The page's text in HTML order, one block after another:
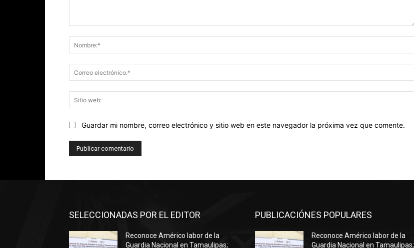
Guardar mi nombre, correo electrónico y sitio web en este navegador la próxima vez que comente.
SELECCIONADAS POR EL EDITOR
Reconoce Américo labor de la
Guardia Nacional en Tamaulipas;
PUBLICACIÓNES POPULARES
Reconoce Américo labor de la
Guardia Nacional en Tamaulipas;